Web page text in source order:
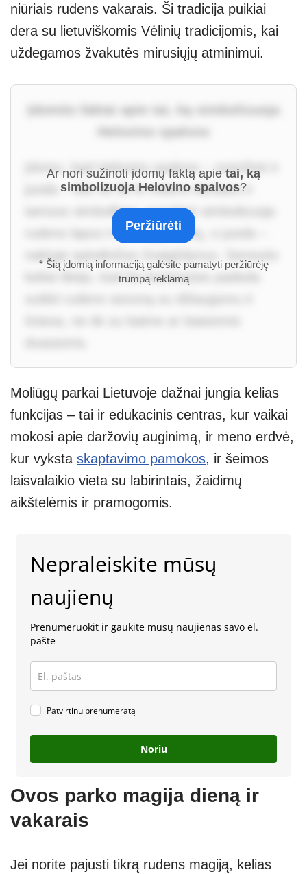
niūriais rudens vakarais. Ši tradicija puikiai
dera su lietuviškomis Vėlinių tradicijomis, kai
uždegamos žvakutės mirusiųjų atminimui.
Įdomūs faktai apie tai, ką simbolizuoja
Helovino spalvos
Įdomu, kad Helovino spalvos – oranžinė ir
juoda – kilo ne tik iš rudens derliaus ir
tamsos simbolikos: oranžinė simbolizuoja
rudens lapus ir moliūgų derlių, o juoda –
naktyje spindinčius žvaigždynus. Senovės
keltai tikėjo, kad šis kontrastas padeda
Ar nori sužinoti įdomų faktą apie tai, ką
simbolizuoja Helovino spalvos?
Peržiūrėti
* Šią įdomią informaciją galėsite pamatyti peržiūrėję
trumpą reklamą
Moliūgų parkai Lietuvoje dažnai jungia kelias
funkcijas – tai ir edukacinis centras, kur vaikai
mokosi apie daržovių auginimą, ir meno erdvė,
kur vyksta skaptavimo pamokos, ir šeimos
laisvalaikio vieta su labirintais, žaidimų
aikštelėmis ir pramogomis.
Nepraleiskite mūsų
naujienų
Prenumeruokit ir gaukite mūsų naujienas savo el.
pašte
Patvirtinu prenumeratą
Noriu
Ovos parko magija dieną ir
vakarais
Jei norite pajusti tikrą rudens magiją, kelias